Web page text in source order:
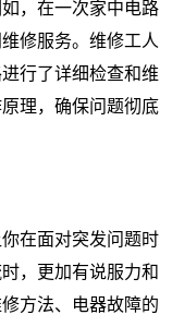
，在一次家中电路
修服务。维修工人
行了详细检查和维
理，确保问题彻底
在面对突发问题时
，更加有说服力和
方法、电器故障的